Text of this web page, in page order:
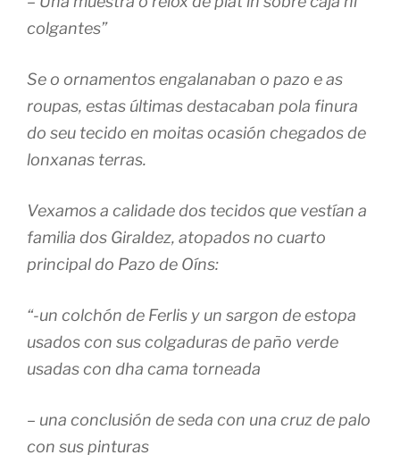
colgantes”
Se o ornamentos engalanaban o pazo e as
roupas, estas últimas destacaban pola finura
do seu tecido en moitas ocasión chegados de
lonxanas terras.
Vexamos a calidade dos tecidos que vestían a
familia dos Giraldez, atopados no cuarto
principal do Pazo de Oíns:
“-un colchón de Ferlis y un sargon de estopa
usados con sus colgaduras de paño verde
usadas con dha cama torneada
– una conclusión de seda con una cruz de palo
con sus pinturas